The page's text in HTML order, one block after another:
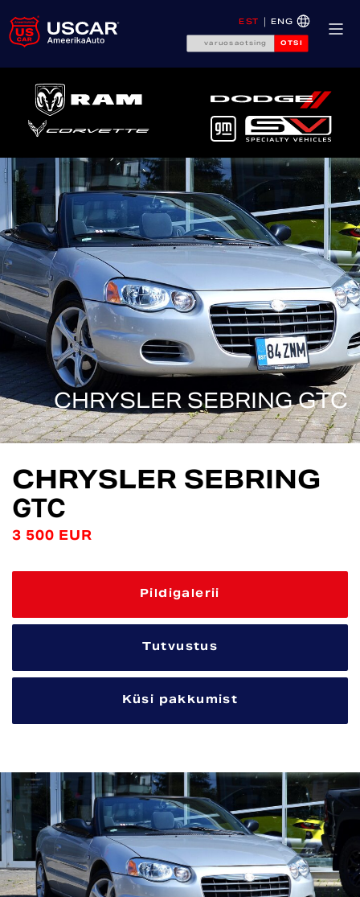
OTSI
EST ENG
CHRYSLER SEBRING GTC
CHRYSLER SEBRING
GTC
3 500 EUR
Pildigalerii
Tutvustus
Küsi pakkumist